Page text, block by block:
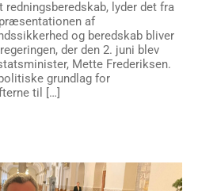
lyder det fra
af
og beredskab bliver
der den 2. juni blev
Mette Frederiksen.
grundlag for
til […]